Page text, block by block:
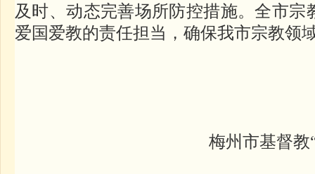
及时、动态完善场所防控措施。全市宗
爱国爱教的责任担当，确保我市宗教领
梅州市基督教